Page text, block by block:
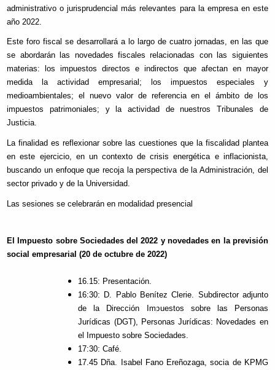
administrativo o jurisprudencial más relevantes para la empresa en este
año 2022.
Este foro fiscal se desarrollará a lo largo de cuatro jornadas, en las que
se abordarán las novedades fiscales relacionadas con las siguientes
materias: los impuestos directos e indirectos que afectan en mayor
medida la actividad empresarial; los impuestos especiales y
medioambientales; el nuevo valor de referencia en el ámbito de los
impuestos patrimoniales; y la actividad de nuestros Tribunales de
Justicia.
La finalidad es reflexionar sobre las cuestiones que la fiscalidad plantea
en este ejercicio, en un contexto de crisis energética e inflacionista,
buscando un enfoque que recoja la perspectiva de la Administración, del
sector privado y de la Universidad.
Las sesiones se celebrarán en modalidad presencial
El Impuesto sobre Sociedades del 2022 y novedades en la previsión
social empresarial (20 de octubre de 2022)
16.15: Presentación.
16:30: D. Pablo Benítez Clerie. Subdirector adjunto
de la Dirección Impuestos sobre las Personas
Jurídicas (DGT), Personas Jurídicas: Novedades en
el Impuesto sobre Sociedades.
17:30: Café.
17.45 Dña. Isabel Fano Ereñozaga, socia de KPMG